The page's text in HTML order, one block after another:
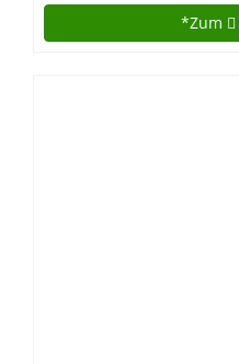
*Zum